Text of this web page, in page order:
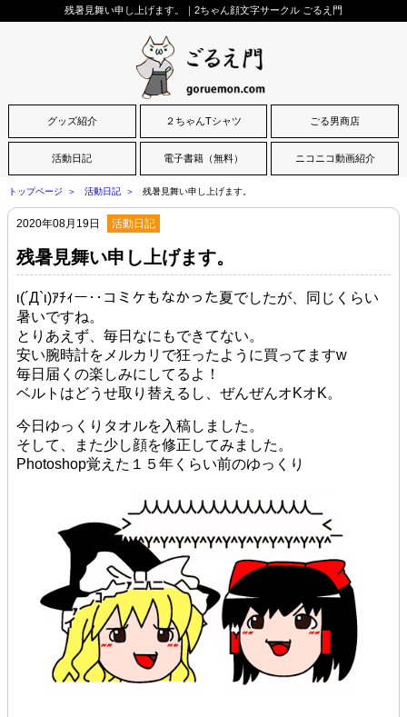
残暑見舞い申し上げます。｜2ちゃん顔文字サークル ごるえ門
グッズ紹介 ２ちゃんTシャツ ごる男商店
活動日記 電子書籍（無料） ニコニコ動画紹介
トップページ 活動日記 残暑見舞い申し上げます。
2020年08月19日 活動日記
残暑見舞い申し上げます。
ι(´Д`ι)ｱﾁｨー‥コミケもなかった夏でしたが、同じくらい
暑いですね。
とりあえず、毎日なにもできてない。
安い腕時計をメルカリで狂ったように買ってますw
毎日届くの楽しみにしてるよ！
ベルトはどうせ取り替えるし、ぜんぜんオKオK。
今日ゆっくりタオルを入稿しました。
そして、また少し顔を修正してみました。
Photoshop覚えた１５年くらい前のゆっくり